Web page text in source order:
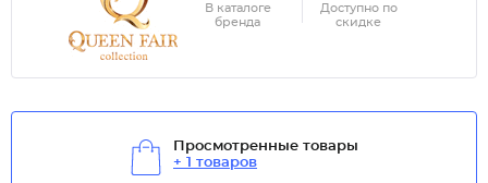
В каталоге
бренда
Доступно по
скидке
Просмотренные товары
+ 1 товаров